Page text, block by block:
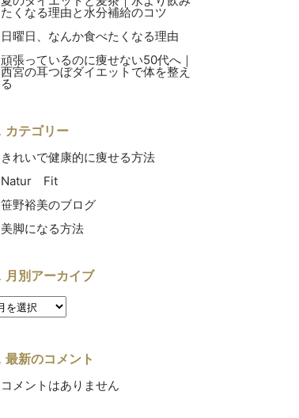
たくなる理由と水分補給のコツ
日曜日、なんか食べたくなる理由
頑張っているのに痩せない50代へ｜
西宮の耳つぼダイエットで体を整え
る
カテゴリー
きれいで健康的に痩せる方法
Natur Fit
笹野裕美のブログ
美脚になる方法
月別アーカイブ
最新のコメント
コメントはありません